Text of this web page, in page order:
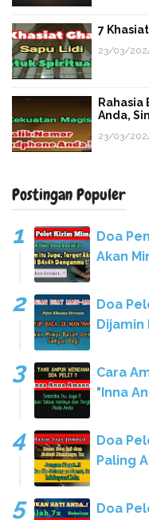
7
23/03/
Rahasia
Anda,
23/03/
Postingan Populer
Doa
Akan
Doa
Dijamin
Cara
"Inna
Doa
Paling
Doa